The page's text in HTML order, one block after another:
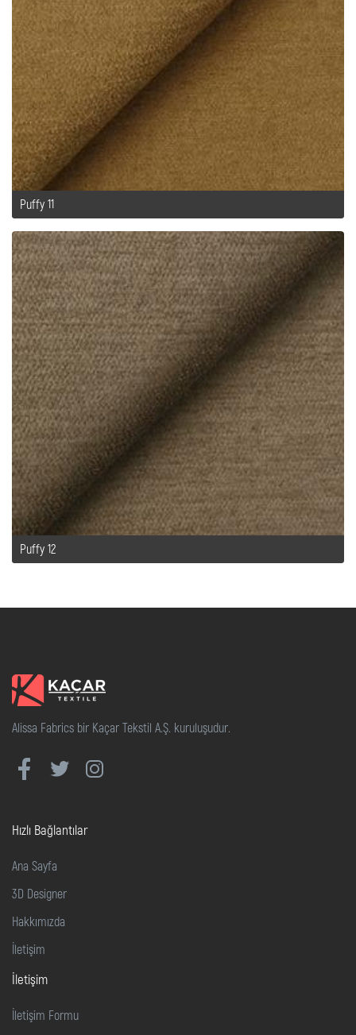
Puffy 11
Puffy 12
Alissa Fabrics bir Kaçar Tekstil A.Ş. kuruluşudur.
Hızlı Bağlantılar
Ana Sayfa
3D Designer
Hakkımızda
İletişim
İletişim
İletişim Formu